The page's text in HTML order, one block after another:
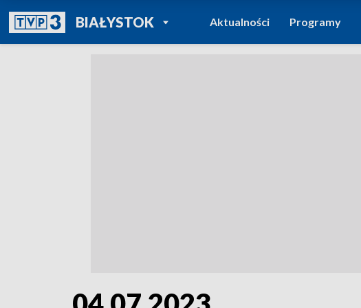
BIAŁYSTOKPOWRÓT DO
TVP REGIONY
Aktualności Programy